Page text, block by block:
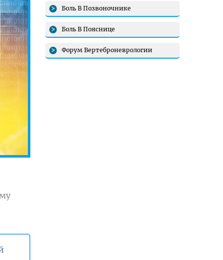
Боль В Позвоночнике
Боль В Пояснице
Форум Вертеброневрологии